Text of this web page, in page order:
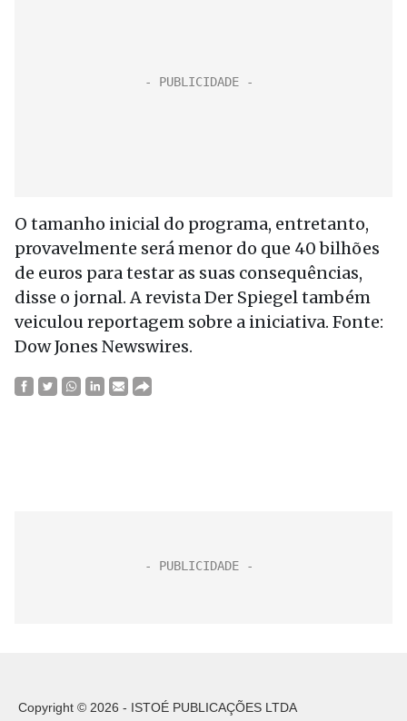
O tamanho inicial do programa, entretanto,
provavelmente será menor do que 40 bilhões
de euros para testar as suas consequências,
disse o jornal. A revista Der Spiegel também
veiculou reportagem sobre a iniciativa. Fonte:
Dow Jones Newswires.
Copyright © 2026 - ISTOÉ PUBLICAÇÕES LTDA